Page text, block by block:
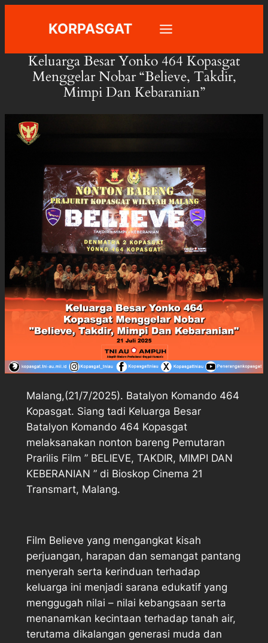
KORPASGAT
Keluarga Besar Yonko 464 Kopasgat
Menggelar Nobar “Believe, Takdir,
Mimpi Dan Kebaranian”
Malang,(21/7/2025). Batalyon Komando 464
Kopasgat. Siang tadi Keluarga Besar
Batalyon Komando 464 Kopasgat
melaksanakan nonton bareng Pemutaran
Prarilis Film ” BELIEVE, TAKDIR, MIMPI DAN
KEBERANIAN ” di Bioskop Cinema 21
Transmart, Malang.
Film Believe yang mengangkat kisah
perjuangan, harapan dan semangat pantang
menyerah serta kerinduan terhadap
keluarga ini menjadi sarana edukatif yang
menggugah nilai – nilai kebangsaan serta
menanamkan kecintaan terhadap tanah air,
terutama dikalangan generasi muda dan